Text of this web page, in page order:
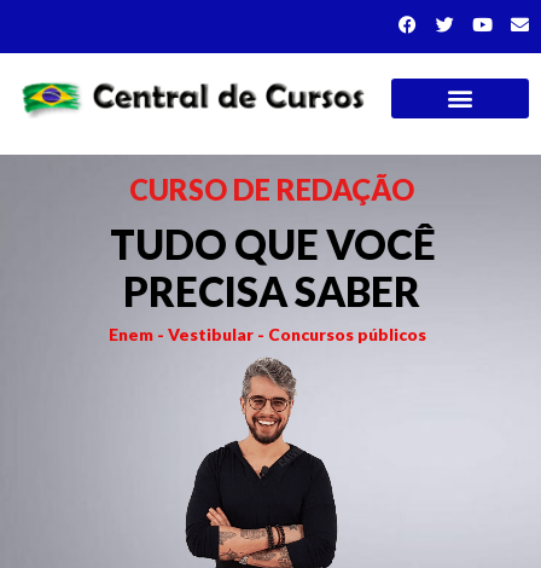
TUDO QUE VOCÊ
PRECISA SABER
CURSO DE REDAÇÃO
Enem - Vestibular - Concursos públicos